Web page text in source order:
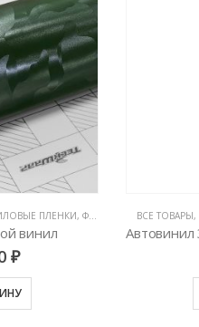
ПЛЕНКИ, ФАКТУРНЫЕ ПЛЕНКИ (КАРБОН, КАМУФЛЯЖ, ЦАРАПАННЫЙ МЕТАЛЛ)
винил
₽
ВСЕ ТОВАРЫ,